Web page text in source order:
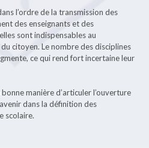
l’ordre de la transmission des
des enseignants et des
sont indispensables au
citoyen. Le nombre des disciplines
ce qui rend fort incertaine leur
manière d’articuler l’ouverture
dans la définition des
scolaire.